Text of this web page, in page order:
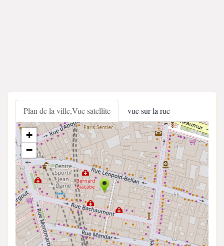
Plan de la ville,Vue satellite vue sur la rue
+
−